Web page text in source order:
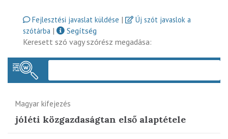
Fejlesztési javaslat küldése |
Új szót javaslok a
szótárba |
Segítség
Keresett szó vagy szórész megadása:
Magyar kifejezés
jóléti közgazdaságtan első alaptétele